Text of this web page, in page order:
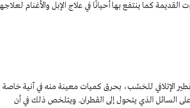
كما ينتفع بها أحيانًا في علاج الإبل والأغنام
الإتلافي للخشب، بحرق كميات معينة منه في آنية خاصة
السائل الذي يتحول إلى القطران. ويتلخص ذلك في أن